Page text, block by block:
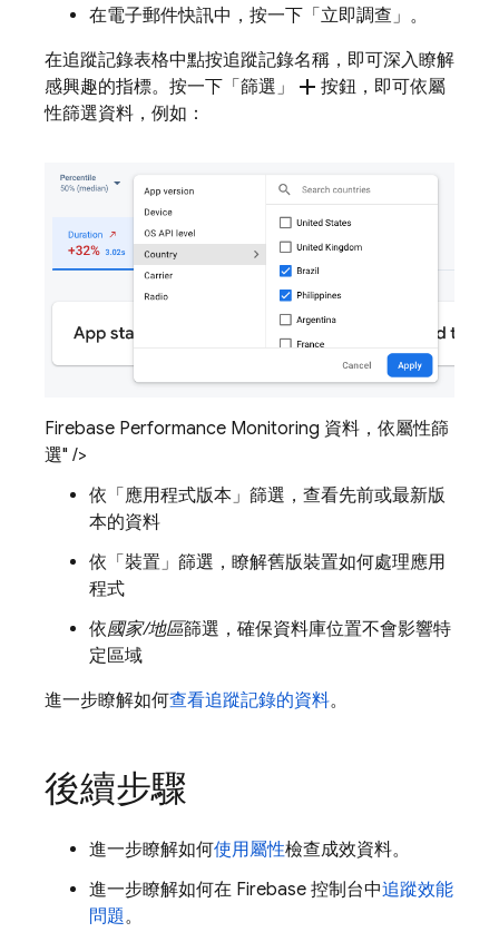
在電子郵件快訊中，按一下「立即調查」 。
在追蹤記錄表格中點按追蹤記錄名稱，即可深入瞭解
感興趣的指標。按一下「篩選」
add 按鈕，即可依屬
性篩選資料，例如：
Firebase Performance Monitoring 資料，依屬性篩
選" />
依「應用程式版本」 篩選，查看先前或最新版
本的資料
依「裝置」 篩選，瞭解舊版裝置如何處理應用
程式
依國家/地區篩選，確保資料庫位置不會影響特
定區域
進一步瞭解如何查看追蹤記錄的資料。
後續步驟
進一步瞭解如何使用屬性檢查成效資料。
進一步瞭解如何在 Firebase 控制台中追蹤效能
問題。